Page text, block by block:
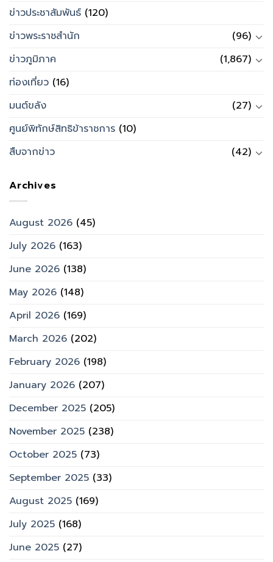
ข่าวประชาสัมพันธ์ (120)
ข่าวพระราชสำนัก
(96)
ข่าวภูมิภาค
(1,867)
ท่องเที่ยว (16)
มนต์ขลัง
(27)
ศูนย์พิทักษ์สิทธิข้าราชการ (10)
สืบจากข่าว
(42)
Archives
August 2026 (45)
July 2026 (163)
June 2026 (138)
May 2026 (148)
April 2026 (169)
March 2026 (202)
February 2026 (198)
January 2026 (207)
December 2025 (205)
November 2025 (238)
October 2025 (73)
September 2025 (33)
August 2025 (169)
July 2025 (168)
June 2025 (27)